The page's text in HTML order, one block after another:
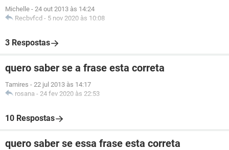
Michelle - 24 out 2013 às 14:24
Recbvfcd - 5 nov 2020 às 10:08
3 Respostas
quero saber se a frase esta correta
Tamires - 22 jul 2013 às 14:17
rosana - 24 fev 2020 às 22:53
10 Respostas
quero saber se essa frase esta correta